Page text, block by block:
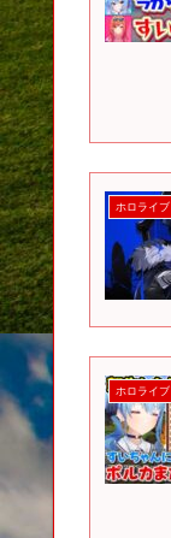
ホロライブ
ホロライブ